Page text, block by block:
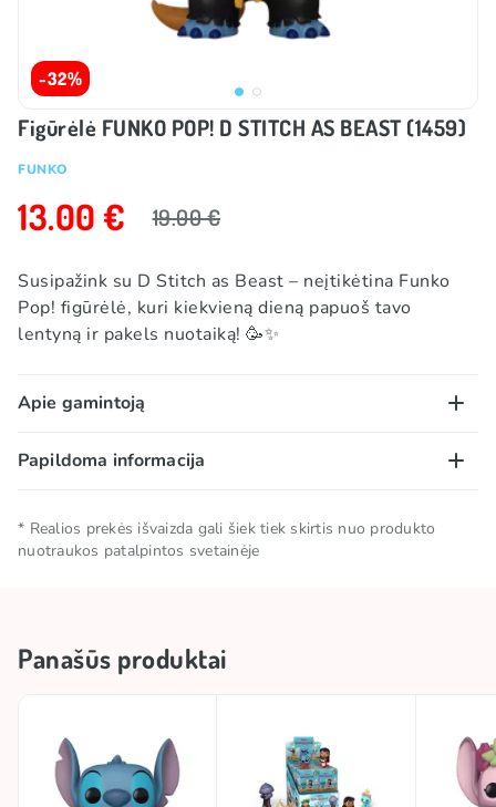
-32%
Figūrėlė FUNKO POP! D STITCH AS BEAST (1459)
FUNKO
13.00 € 19.00 €
Susipažink su D Stitch as Beast – neįtikėtina Funko
Pop! figūrėlė, kuri kiekvieną dieną papuoš tavo
lentyną ir pakels nuotaiką! 🥳✨
Apie gamintoją
Funko – tai tavo mėgstami herojai mini formatu! 🎉🧸
popkultūrą tavo lentynoje. Rink, kolekcionuok ir
parodyk savo meilę tiems, kurie įkvepia, linksmina ar
Papildoma informacija
Prekės ženklas FUNKO
* Realios prekės išvaizda gali šiek tiek skirtis nuo produkto
nuotraukos patalpintos svetainėje
Panašūs produktai